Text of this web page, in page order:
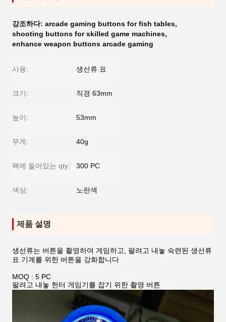
강조하다: arcade gaming buttons for fish tables,
shooting buttons for skilled game machines,
enhance weapon buttons arcade gaming
사용: 생선류 표
크기: 직경 63mm
높이: 53mm
무게: 40g
팩에 들어있는 qty: 300 PC
색상: 노란색
제품 설명
생선류는 버튼을 촬영하여 게임하고, 팔려고 내놓 숙련된 생선류
표 기계를 위한 버튼을 강화합니다
MOQ : 5 PC
팔려고 내놓 헌터 게임기를 잡기 위한 촬영 버튼